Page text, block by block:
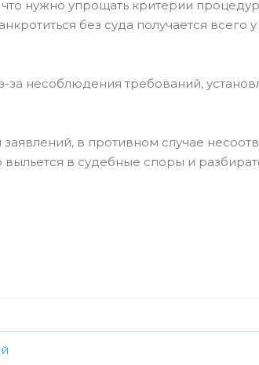
нужно упрощать критерии
без суда получается всего
несоблюдения требований,
в противном случае
в судебные споры и